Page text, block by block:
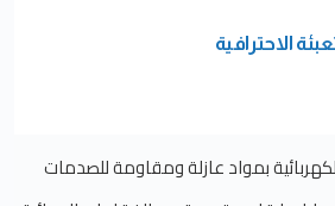
الاحترافية
بمواد عازلة ومقاومة للصدمات